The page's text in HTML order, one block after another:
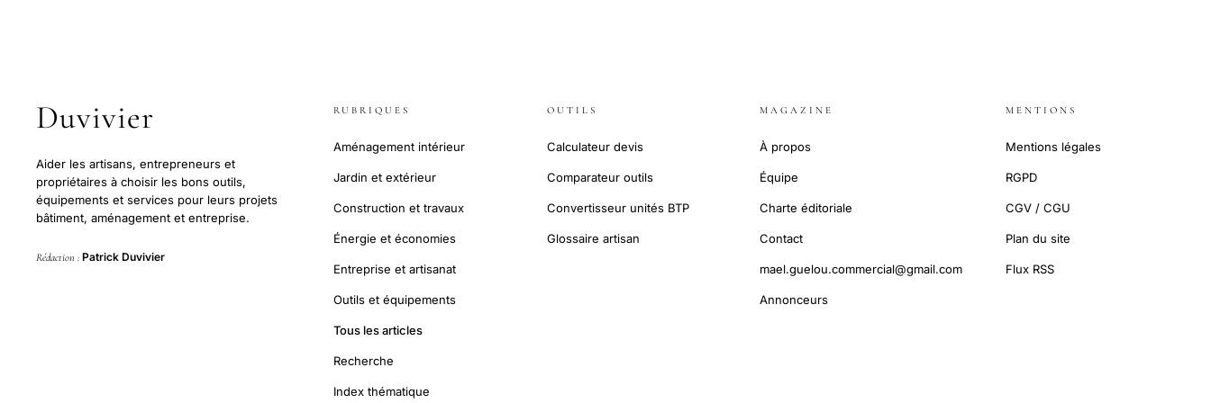
Duvivier
Aider les artisans, entrepreneurs et
propriétaires à choisir les bons outils,
équipements et services pour leurs projets
bâtiment, aménagement et entreprise.
Rédaction : Patrick Duvivier
RUBRIQUES
Aménagement intérieur
Jardin et extérieur
Construction et travaux
Énergie et économies
Entreprise et artisanat
Outils et équipements
Tous les articles
Recherche
Index thématique
OUTILS
Calculateur devis
Comparateur outils
Convertisseur unités BTP
Glossaire artisan
MAGAZINE
À propos
Équipe
Charte éditoriale
Contact
mael.guelou.commercial@gmail.com
Annonceurs
MENTIONS
Mentions légales
RGPD
CGV / CGU
Plan du site
Flux RSS